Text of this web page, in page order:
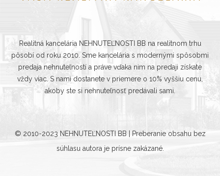
Realitná kancelária NEHNUTEĽNOSTI BB na realitnom trhu
pôsobí od roku 2010. Sme kancelária s modernými spôsobmi
predaja nehnuteľností a práve vďaka nim na predaji získate
vždy viac. S nami dostanete v priemere o 10% vyššiu cenu,
akoby ste si nehnuteľnosť predávali sami.
© 2010-2023 NEHNUTEĽNOSTI BB | Preberanie obsahu bez
súhlasu autora je prísne zakázané.